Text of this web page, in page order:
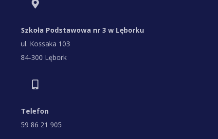
Szkoła Podstawowa nr 3 w Lęborku
ul. Kossaka 103
84-300 Lębork
Telefon
59 86 21 905